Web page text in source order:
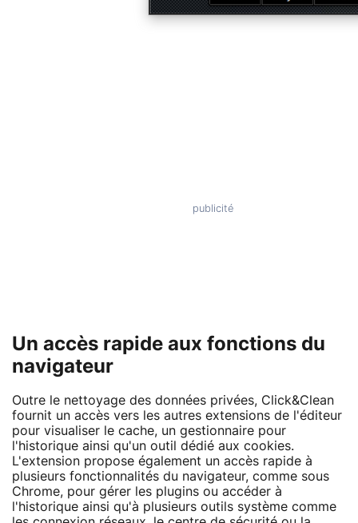
Un accès rapide aux fonctions du
navigateur
Outre le nettoyage des données privées, Click&Clean
fournit un accès vers les autres extensions de l'éditeur
pour visualiser le cache, un gestionnaire pour
l'historique ainsi qu'un outil dédié aux cookies.
L'extension propose également un accès rapide à
plusieurs fonctionnalités du navigateur, comme sous
Chrome, pour gérer les plugins ou accéder à
l'historique ainsi qu'à plusieurs outils système comme